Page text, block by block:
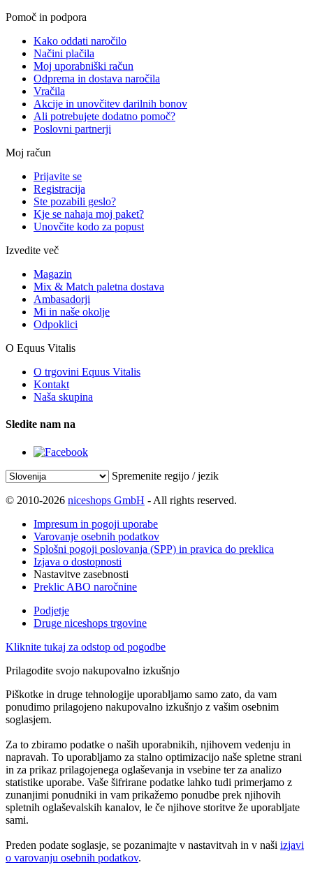
Pomoč in podpora
Kako oddati naročilo
Načini plačila
Moj uporabniški račun
Odprema in dostava naročila
Vračila
Akcije in unovčitev darilnih bonov
Ali potrebujete dodatno pomoč?
Poslovni partnerji
Moj račun
Prijavite se
Registracija
Ste pozabili geslo?
Kje se nahaja moj paket?
Unovčite kodo za popust
Izvedite več
Magazin
Mix & Match paletna dostava
Ambasadorji
Mi in naše okolje
Odpoklici
O Equus Vitalis
O trgovini Equus Vitalis
Kontakt
Naša skupina
Sledite nam na
Spremenite regijo / jezik
© 2010-2026 niceshops GmbH - All rights reserved.
Impresum in pogoji uporabe
Varovanje osebnih podatkov
Splošni pogoji poslovanja (SPP) in pravica do preklica
Izjava o dostopnosti
Nastavitve zasebnosti
Preklic ABO naročnine
Podjetje
Druge niceshops trgovine
Kliknite tukaj za odstop od pogodbe
Prilagodite svojo nakupovalno izkušnjo
Piškotke in druge tehnologije uporabljamo samo zato, da vam
ponudimo prilagojeno nakupovalno izkušnjo z vašim osebnim
soglasjem.
Za to zbiramo podatke o naših uporabnikih, njihovem vedenju in
napravah. To uporabljamo za stalno optimizacijo naše spletne strani
in za prikaz prilagojenega oglaševanja in vsebine ter za analizo
statistike uporabe. Vaše šifrirane podatke lahko tudi primerjamo z
zunanjimi ponudniki in vam prikažemo ponudbe prek njihovih
spletnih oglaševalskih kanalov, le če njihove storitve že uporabljate
sami.
Preden podate soglasje, se pozanimajte v nastavitvah in v naši izjavi
o varovanju osebnih podatkov.